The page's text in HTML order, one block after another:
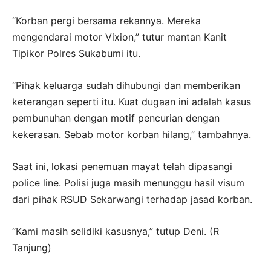
“Korban pergi bersama rekannya. Mereka
mengendarai motor Vixion,” tutur mantan Kanit
Tipikor Polres Sukabumi itu.
“Pihak keluarga sudah dihubungi dan memberikan
keterangan seperti itu. Kuat dugaan ini adalah kasus
pembunuhan dengan motif pencurian dengan
kekerasan. Sebab motor korban hilang,” tambahnya.
Saat ini, lokasi penemuan mayat telah dipasangi
police line. Polisi juga masih menunggu hasil visum
dari pihak RSUD Sekarwangi terhadap jasad korban.
“Kami masih selidiki kasusnya,” tutup Deni. (R
Tanjung)